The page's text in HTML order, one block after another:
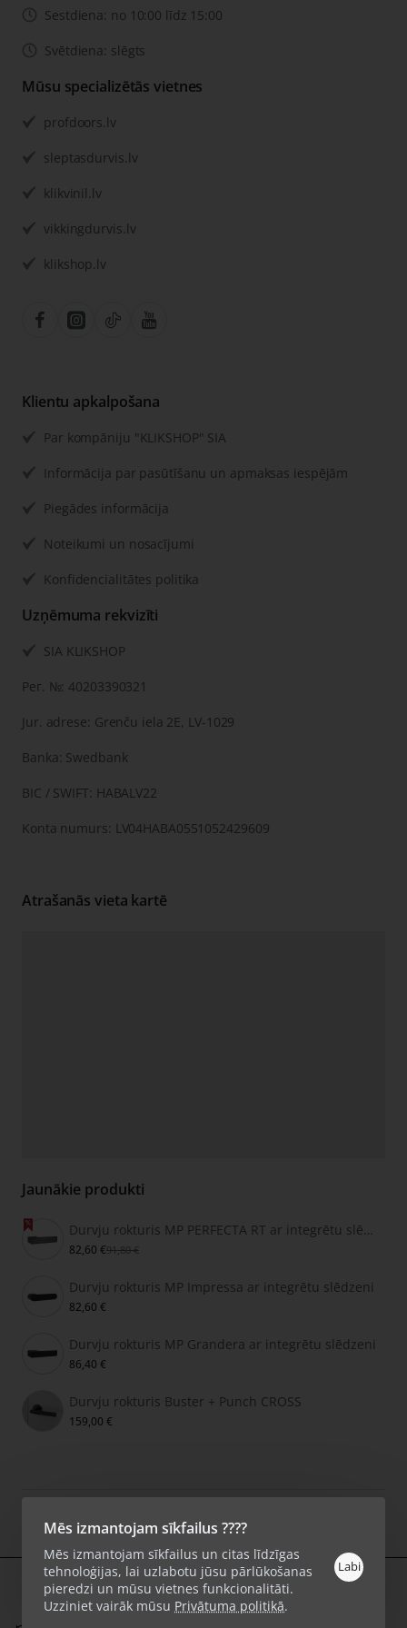
Mēs izmantojam sīkfailus ????
Mēs izmantojam sīkfailus un citas līdzīgas
tehnoloģijas, lai uzlabotu jūsu pārlūkošanas
pieredzi un mūsu vietnes funkcionalitāti.
Uzziniet vairāk mūsu Privātuma politikā.
Labi
Pirkt
Sestdiena: no 10:00 līdz 15:00
Svētdiena: slēgts
Mūsu specializētās vietnes
profdoors.lv
sleptasdurvis.lv
klikvinil.lv
vikkingdurvis.lv
klikshop.lv
Klientu apkalpošana
Par kompāniju "KLIKSHOP" SIA
Informācija par pasūtīšanu un apmaksas iespējām
Piegādes informācija
Noteikumi un nosacījumi
Konfidencialitātes politika
Uzņēmuma rekvizīti
SIA KLIKSHOP
Рег. №: 40203390321
Jur. adrese: Grenču iela 2E, LV-1029
Banka: Swedbank
BIC / SWIFT: HABALV22
Konta numurs: LV04HABA0551052429609
Atrašanās vieta kartē
Jaunākie produkti
82,60 €91,80 €
Durvju rokturis MP Impressa ar integrētu slēdzeni
82,60 €
Durvju rokturis MP Grandera ar integrētu slēdzeni
86,40 €
Durvju rokturis Buster + Punch CROSS
159,00 €
Autortiesības © 2026, KlikShop.lv, Visas tiesības aizsargātas.